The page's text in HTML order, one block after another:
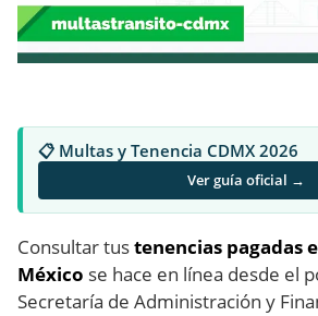
📋 Multas y Tenencia CDMX 2026
Ver guía oficial →
Consultar tustenencias pagadas
México se hace en línea desde el
Secretaría de Administración y